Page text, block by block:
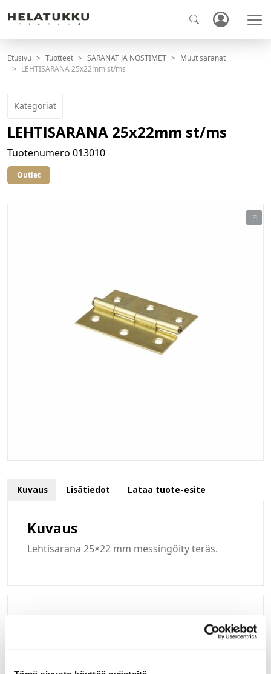
Etusivu Tuotteet SARANAT JA NOSTIMET
Muut saranat
LEHTISARANA 25x22mm st/ms
Kategoriat
LEHTISARANA 25x22mm st/ms
Tuotenumero 013010
Outlet
Kuvaus Lisätiedot Lataa tuote-esite
Kuvaus
Lehtisarana 25×22 mm messingöity teräs.